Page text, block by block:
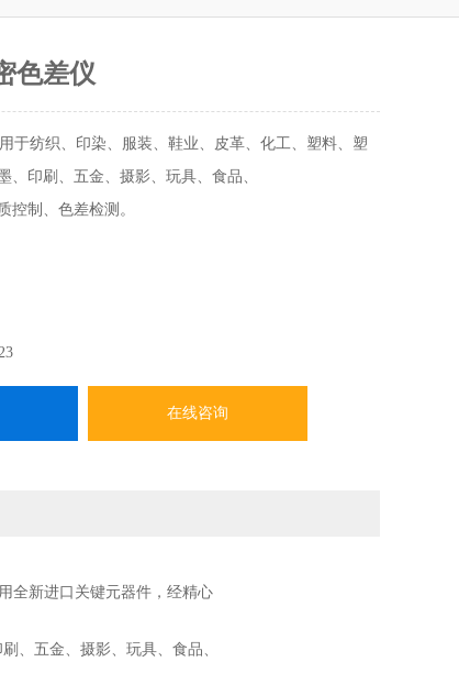
色差仪
于纺织、印染、服装、鞋业、皮革、化工、塑料、塑
、印刷、五金、摄影、玩具、食品、
控制、色差检测。
在线咨询
全新进口关键元器件，经精心
、五金、摄影、玩具、食品、